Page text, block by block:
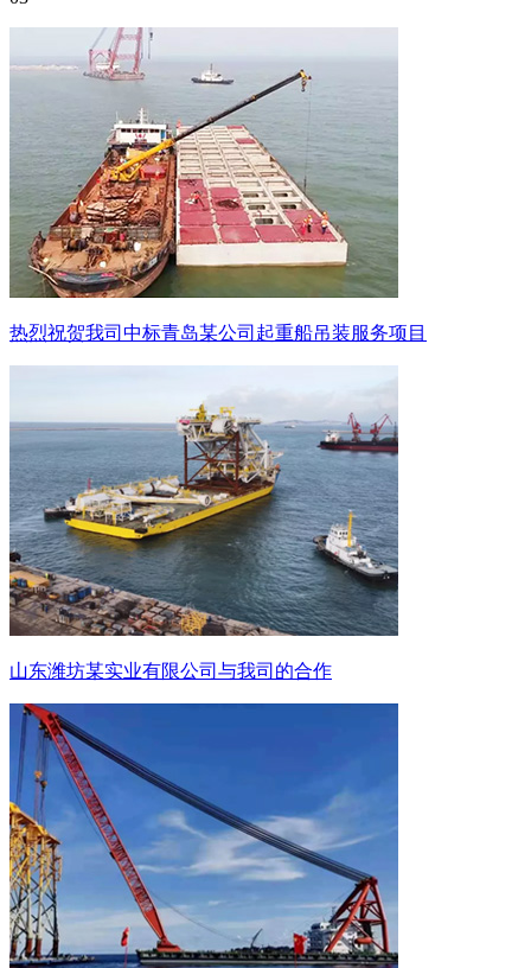
热烈祝贺我司中标青岛某公司起重船吊装服务项目
山东潍坊某实业有限公司与我司的合作